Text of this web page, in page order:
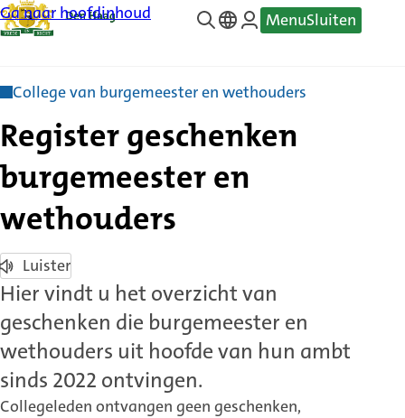
Ga naar hoofdinhoud
—
MenuSluiten
College van burgemeester en wethouders
Register geschenken
burgemeester en
wethouders
Luister
Hier vindt u het overzicht van
geschenken die burgemeester en
wethouders uit hoofde van hun ambt
sinds 2022 ontvingen.
Collegeleden ontvangen geen geschenken,